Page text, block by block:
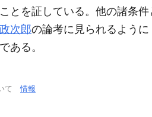
とを証している。他の諸条
次郎の論考に見られるよう
ある。
いて情報